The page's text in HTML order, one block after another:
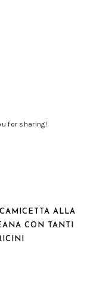
for sharing!
ALLA
CON TANTI